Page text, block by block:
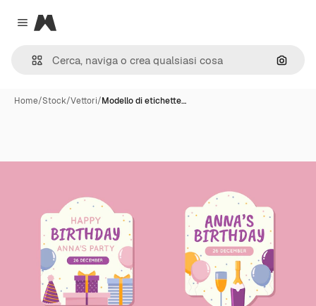
Close menu
Magnific
Cerca
Home/Stock/Vettori/Modello di etichette…